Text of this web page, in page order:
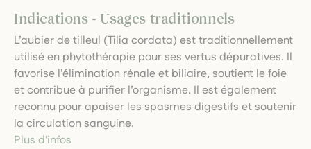
Indications - Usages traditionnels
L’aubier de tilleul (Tilia cordata) est traditionnellement
utilisé en phytothérapie pour ses vertus dépuratives. Il
favorise l’élimination rénale et biliaire, soutient le foie
et contribue à purifier l’organisme. Il est également
reconnu pour apaiser les spasmes digestifs et soutenir
la circulation sanguine.
Plus d'infos